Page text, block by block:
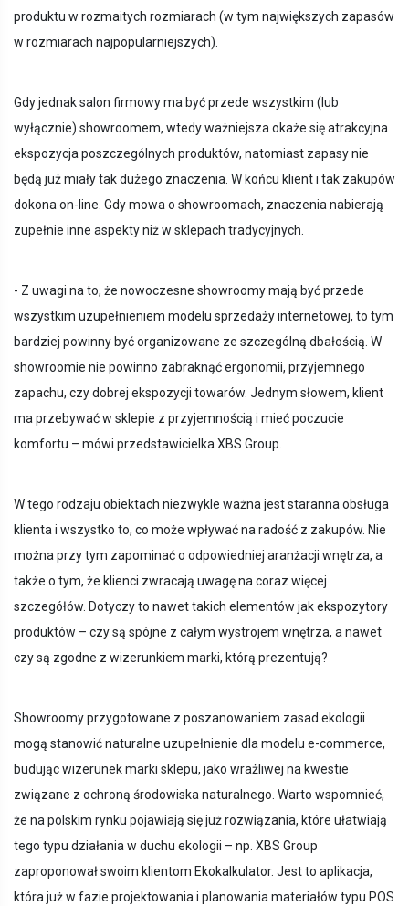
produktu w rozmaitych rozmiarach (w tym największych zapasów
w rozmiarach najpopularniejszych).
Gdy jednak salon firmowy ma być przede wszystkim (lub
wyłącznie) showroomem, wtedy ważniejsza okaże się atrakcyjna
ekspozycja poszczególnych produktów, natomiast zapasy nie
będą już miały tak dużego znaczenia. W końcu klient i tak zakupów
dokona on-line. Gdy mowa o showroomach, znaczenia nabierają
zupełnie inne aspekty niż w sklepach tradycyjnych.
- Z uwagi na to, że nowoczesne showroomy mają być przede
wszystkim uzupełnieniem modelu sprzedaży internetowej, to tym
bardziej powinny być organizowane ze szczególną dbałością. W
showroomie nie powinno zabraknąć ergonomii, przyjemnego
zapachu, czy dobrej ekspozycji towarów. Jednym słowem, klient
ma przebywać w sklepie z przyjemnością i mieć poczucie
komfortu – mówi przedstawicielka XBS Group.
W tego rodzaju obiektach niezwykle ważna jest staranna obsługa
klienta i wszystko to, co może wpływać na radość z zakupów. Nie
można przy tym zapominać o odpowiedniej aranżacji wnętrza, a
także o tym, że klienci zwracają uwagę na coraz więcej
szczegółów. Dotyczy to nawet takich elementów jak ekspozytory
produktów – czy są spójne z całym wystrojem wnętrza, a nawet
czy są zgodne z wizerunkiem marki, którą prezentują?
Showroomy przygotowane z poszanowaniem zasad ekologii
mogą stanowić naturalne uzupełnienie dla modelu e-commerce,
budując wizerunek marki sklepu, jako wrażliwej na kwestie
związane z ochroną środowiska naturalnego. Warto wspomnieć,
że na polskim rynku pojawiają się już rozwiązania, które ułatwiają
tego typu działania w duchu ekologii – np. XBS Group
zaproponował swoim klientom Ekokalkulator. Jest to aplikacja,
która już w fazie projektowania i planowania materiałów typu POS